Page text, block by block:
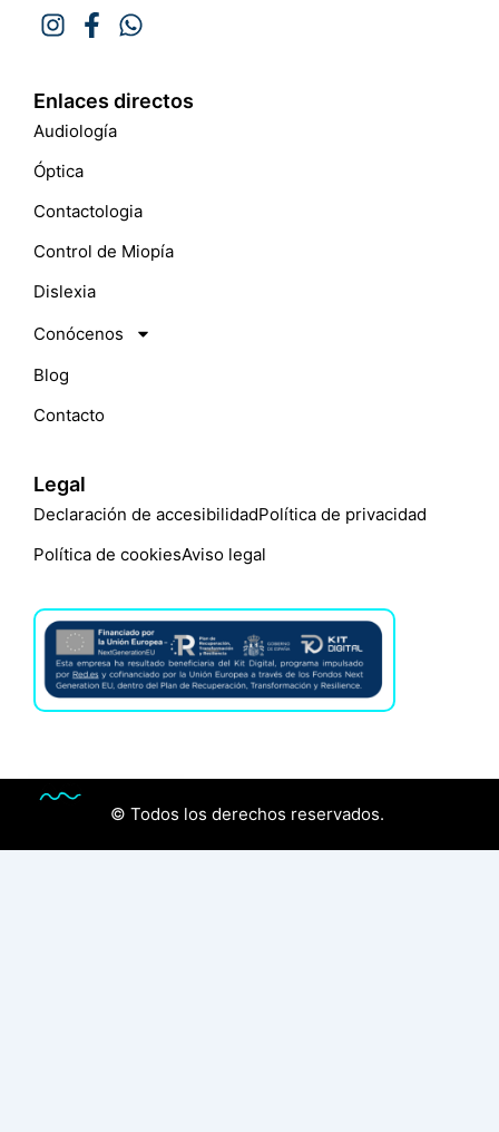
Enlaces directos
Audiología
Óptica
Contactologia
Control de Miopía
Dislexia
Conócenos
Blog
Contacto
Legal
Declaración de accesibilidadPolítica de privacidad
Política de cookiesAviso legal
© Todos los derechos reservados.